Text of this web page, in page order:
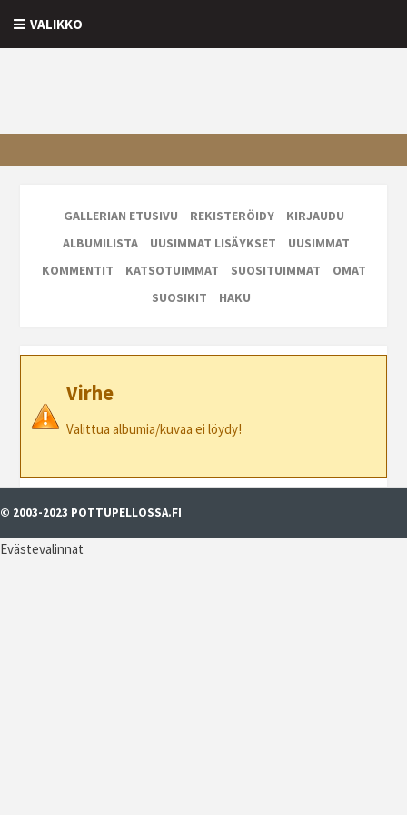
VALIKKO
GALLERIAN ETUSIVU REKISTERÖIDY
KIRJAUDU
ALBUMILISTA
UUSIMMAT LISÄYKSET
UUSIMMAT
KOMMENTIT
KATSOTUIMMAT SUOSITUIMMAT
OMAT
SUOSIKIT
HAKU
Virhe
Valittua albumia/kuvaa ei löydy!
© 2003-2023 POTTUPELLOSSA.FI
Evästevalinnat